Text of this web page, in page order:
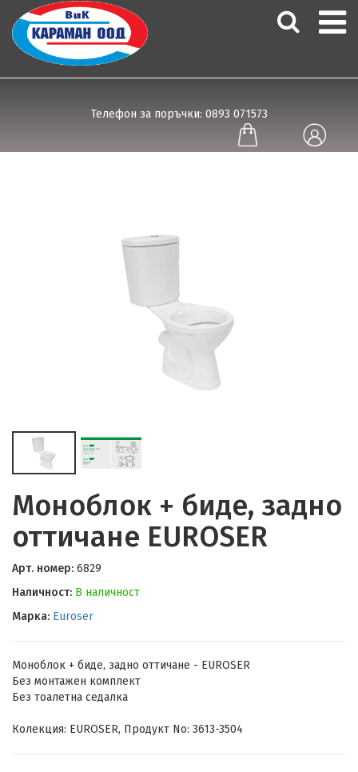
Телефон за поръчки: 0893 071573
Моноблок + биде, задно
оттичане EUROSER
Арт. номер: 6829
Наличност: В наличност
Марка: Euroser
Моноблок + биде, задно оттичане - EUROSER
Без монтажен комплект
Без тоалетна седалка
Колекция: EUROSER, Продукт No: 3613-3504